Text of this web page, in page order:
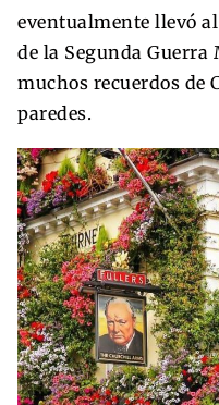
eventualmente llevó
de la Segunda
muchos recuerdos de
paredes.